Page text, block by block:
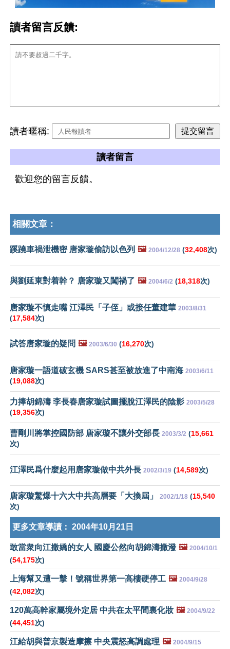
讀者留言反饋:
讀者暱稱:
讀者留言
歡迎您的留言反饋。
相關文章：
蹊蹺車禍泄機密 唐家璇偷訪以色列 🖼️ 2004/12/28 (32,408次)
與劉延東對着幹？ 唐家璇又闖禍了 🖼️ 2004/6/2 (18,318次)
唐家璇不慎走嘴 江澤民「子侄」或接任董建華 2003/8/31
(17,584次)
試答唐家璇的疑問 🖼️ 2003/6/30 (16,270次)
唐家璇一語道破玄機 SARS甚至被放進了中南海 2003/6/11
(19,088次)
力捧胡錦濤 李長春唐家璇試圖擺脫江澤民的陰影 2003/5/28
(19,356次)
曹剛川將掌控國防部 唐家璇不讓外交部長 2003/3/2 (15,661
次)
江澤民爲什麼起用唐家璇做中共外長 2002/3/19 (14,589次)
唐家璇驚爆十六大中共高層要「大換屆」 2002/1/18 (15,540
次)
更多文章導讀： 2004年10月21日
敢當衆向江撒嬌的女人 國慶公然向胡錦濤撒潑 🖼️ 2004/10/1
(54,175次)
上海幫又遭一擊！號稱世界第一高樓硬停工 🖼️ 2004/9/28
(42,082次)
120萬高幹家屬境外定居 中共在太平間裏化妝 🖼️ 2004/9/22
(44,451次)
江給胡與普京製造摩擦 中央震怒高調處理 🖼️ 2004/9/15